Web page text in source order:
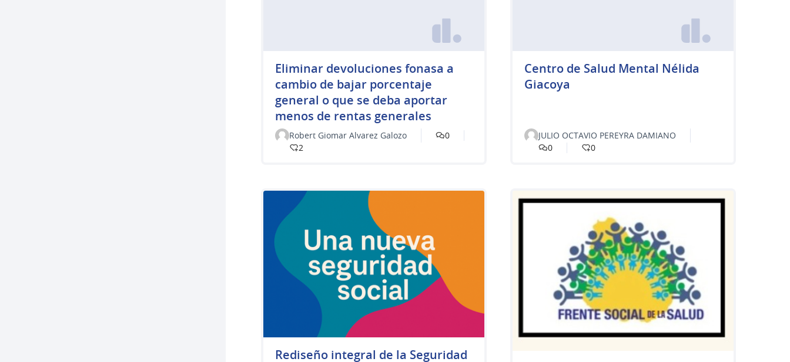
Eliminar devoluciones fonasa a
cambio de bajar porcentaje
general o que se deba aportar
menos de rentas generales
Robert Giomar Alvarez Galozo
0
2
Centro de Salud Mental Nélida
Giacoya
JULIO OCTAVIO PEREYRA DAMIANO
0
0
Rediseño integral de la Seguridad